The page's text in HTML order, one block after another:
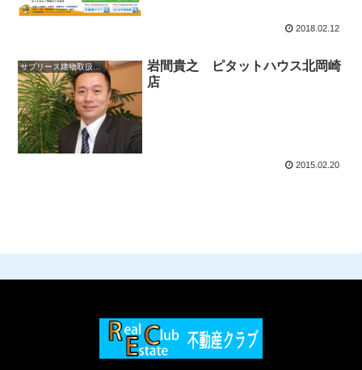
2018.02.12
サブリース建物取扱主任者
岩間貴之 ピタットハウス北岡崎
店
2015.02.20